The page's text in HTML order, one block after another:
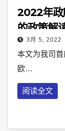
2022年政
的政策解
3月 5, 2022
本文为我司
欧…
阅读全文